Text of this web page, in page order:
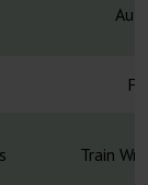
Train